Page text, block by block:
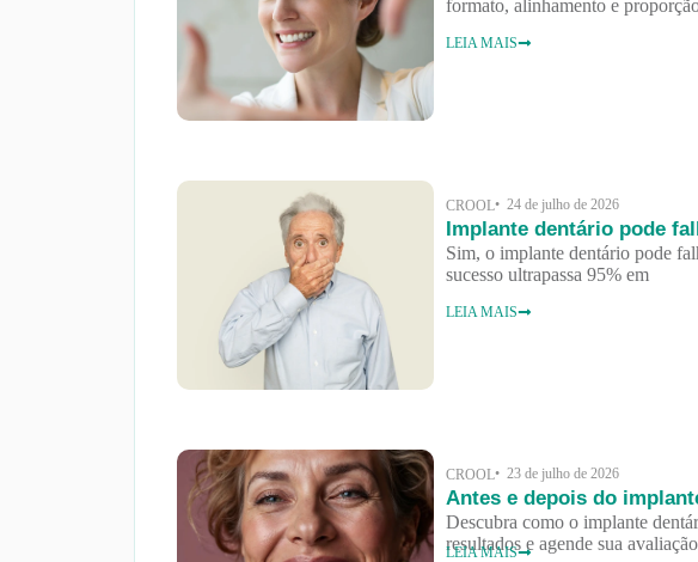
formato, alinhamento e
LEIA MAIS
CROOL• 24 de julho de 2026
Implante dentário pode
Sim, o implante dentário pode
sucesso ultrapassa 95% em
LEIA MAIS
CROOL• 23 de julho de 2026
Antes e depois do
Descubra como o implante
resultados e agende sua
LEIA MAIS